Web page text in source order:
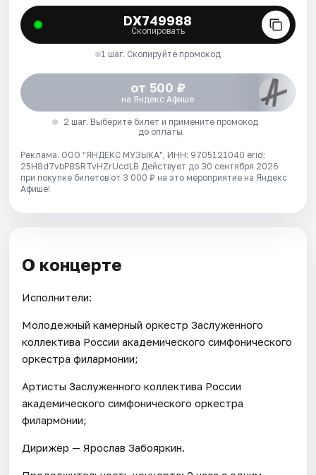
DX749988
Скопировать
1 шаг. Скопируйте промокод
от 500 ₽
на Яндекс Афише
2 шаг. Выберите билет и примените промокод
до оплаты
Реклама. ООО "ЯНДЕКС МУЗЫКА", ИНН: 9705121040 erid:
25H8d7vbP8SRTvHZrUcdLB Действует до 30 сентября 2026
при покупке билетов от 3 000 ₽ на это мероприятие на Яндекс
Афише!
О концерте
Исполнители:
Молодежный камерный оркестр Заслуженного
коллектива России академического симфонического
оркестра филармонии;
Артисты Заслуженного коллектива России
академического симфонического оркестра
филармонии;
Дирижёр — Ярослав Забояркин.